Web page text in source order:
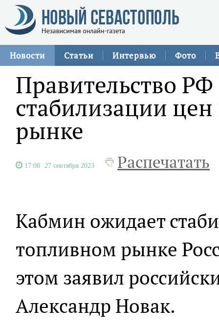
Новости Статьи Интервью Фото
Правительство
стабилизации
рынке
17:08 27 сентября 2023 Распечатать
Кабмин ожидает
топливном рынке
этом заявил
Александр Новак.